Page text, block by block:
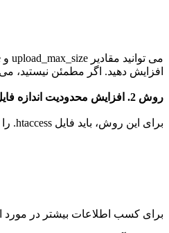
افزایش دهید. اگر مطمئن نیستید، می
روش 2. افزایش محدودیت اندازه فایل آپلود را از طریق فایل htaccess.
برای این روش، باید فایل htaccess. را ویرایش کنید و کد زیر را در پایین اضافه کنید:
برای کسب اطلاعات بیشتر در مورد